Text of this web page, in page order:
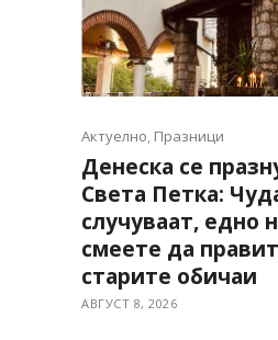
Актуелно, Празници
Денеска се
Света Петка:
случуваат, едно
смеете да
старите обичаи
АВГУСТ 8, 2026